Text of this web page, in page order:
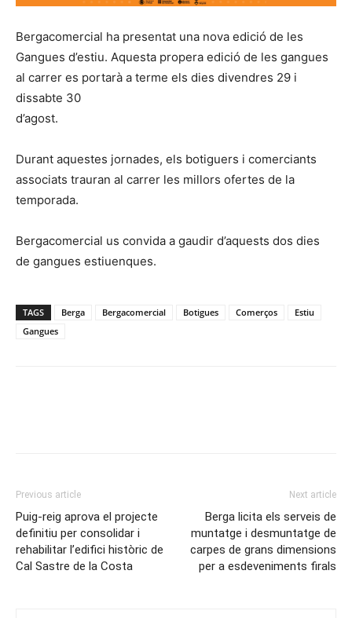
Bergacomercial ha presentat una nova edició de les
Gangues d’estiu. Aquesta propera edició de les gangues
al carrer es portarà a terme els dies divendres 29 i
dissabte 30
d’agost.
Durant aquestes jornades, els botiguers i comerciants
associats trauran al carrer les millors ofertes de la
temporada.
Bergacomercial us convida a gaudir d’aquests dos dies
de gangues estiuenques.
TAGS Berga Bergacomercial Botigues Comerços
Estiu
Gangues
Previous article
Puig-reig aprova el projecte
definitiu per consolidar i
rehabilitar l’edifici històric de
Cal Sastre de la Costa
Next article
Berga licita els serveis de
muntatge i desmuntatge de
carpes de grans dimensions
per a esdeveniments firals